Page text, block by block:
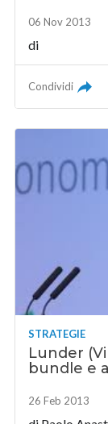
06 Nov 2013
di
Condividi
STRATEGIE
Lunder
bundle e
26 Feb 2013